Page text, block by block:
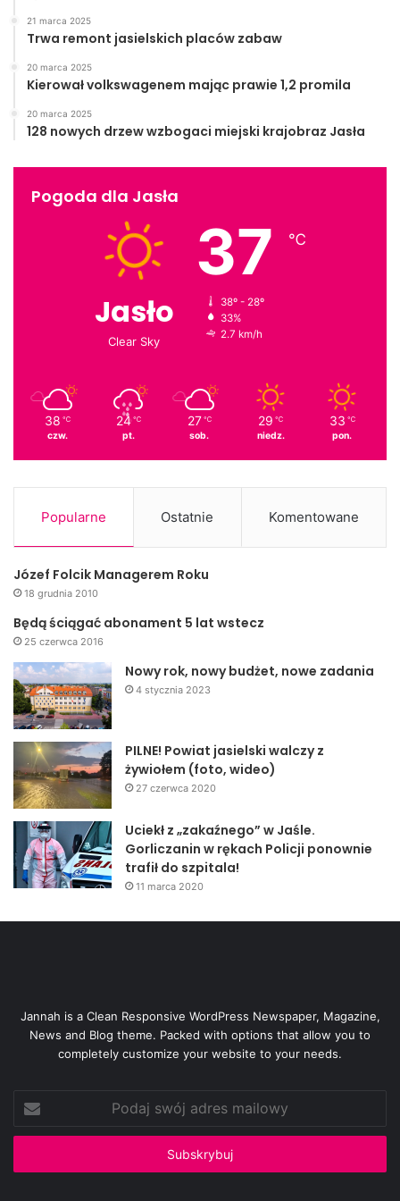
ZS nr 2 w Jaśle
21 marca 2025
Trwa remont jasielskich placów zabaw
20 marca 2025
Kierował volkswagenem mając prawie 1,2 promila
20 marca 2025
128 nowych drzew wzbogaci miejski krajobraz Jasła
Pogoda dla Jasła
Jasło
Clear Sky
37 ℃
38º - 28º
33%
2.7 km/h
38 ℃
czw.
24 ℃
pt.
27 ℃
sob.
29 ℃
niedz.
33 ℃
pon.
Popularne Ostatnie Komentowane
Józef Folcik Managerem Roku
18 grudnia 2010
Będą ściągać abonament 5 lat wstecz
25 czerwca 2016
Nowy rok, nowy budżet, nowe zadania
4 stycznia 2023
PILNE! Powiat jasielski walczy z
żywiołem (foto, wideo)
27 czerwca 2020
Uciekł z „zakaźnego” w Jaśle.
Gorliczanin w rękach Policji ponownie
trafił do szpitala!
11 marca 2020
Jannah is a Clean Responsive WordPress Newspaper, Magazine,
News and Blog theme. Packed with options that allow you to
completely customize your website to your needs.
swój
adres